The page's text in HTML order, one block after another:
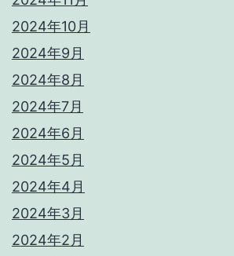
2024年10月
2024年9月
2024年8月
2024年7月
2024年6月
2024年5月
2024年4月
2024年3月
2024年2月